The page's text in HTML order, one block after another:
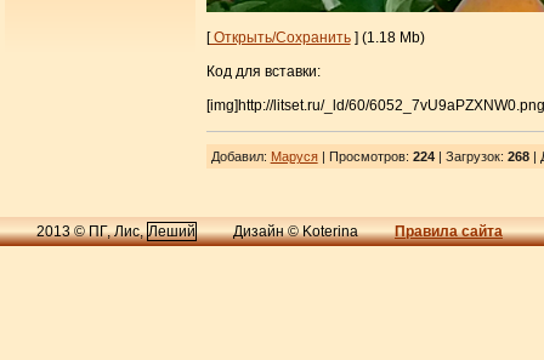
[Открыть/Сохранить] (1.18 Mb)
Код для вставки:
[img]http://litset.ru/_ld/60/
Добавил: Маруся| Просмотров: 224| Загрузок: 268|
2013 © ПГ, Лис,Леший Дизайн © Koterina Правила сайта